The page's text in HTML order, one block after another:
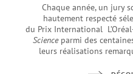
Chaque année, un jury
hautement respecté
du Prix International
Scienceparmi des
leurs réalisations